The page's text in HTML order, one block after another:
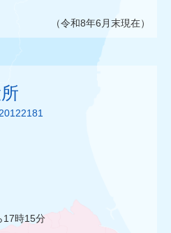
（令和8年6月末現在）
17時15分